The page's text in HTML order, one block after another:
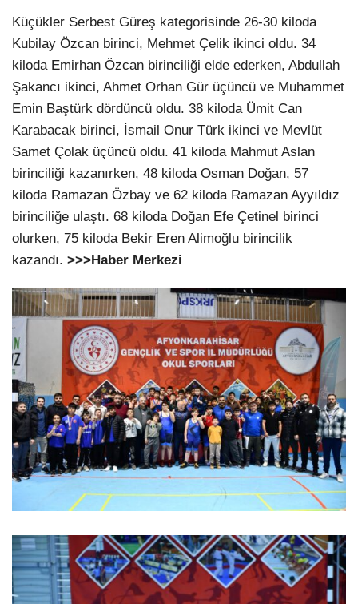
Küçükler Serbest Güreş kategorisinde 26-30 kiloda
Kubilay Özcan birinci, Mehmet Çelik ikinci oldu. 34
kiloda Emirhan Özcan birinciliği elde ederken, Abdullah
Şakancı ikinci, Ahmet Orhan Gür üçüncü ve Muhammet
Emin Baştürk dördüncü oldu. 38 kiloda Ümit Can
Karabacak birinci, İsmail Onur Türk ikinci ve Mevlüt
Samet Çolak üçüncü oldu. 41 kiloda Mahmut Aslan
birinciliği kazanırken, 48 kiloda Osman Doğan, 57
kiloda Ramazan Özbay ve 62 kiloda Ramazan Ayyıldız
birinciliğe ulaştı. 68 kiloda Doğan Efe Çetinel birinci
olurken, 75 kiloda Bekir Eren Alimoğlu birincilik
kazandı. >>>Haber Merkezi